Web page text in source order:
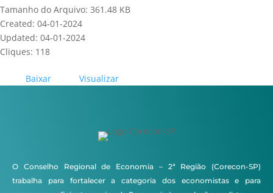
Tamanho do Arquivo: 361.48 KB
Created: 04-01-2024
Updated: 04-01-2024
Cliques: 118
Baixar Visualizar
O Conselho Regional de Economia – 2ª Região (Corecon-SP)
trabalha para fortalecer a categoria dos economistas e para